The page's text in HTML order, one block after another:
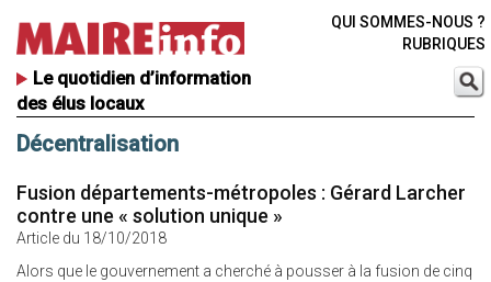
Le quotidien d’information
des élus locaux
QUI SOMMES-NOUS ?
RUBRIQUES
Décentralisation
Fusion départements-métropoles : Gérard Larcher
contre une « solution unique »
Article du 18/10/2018
Alors que le gouvernement a cherché à pousser à la fusion de cinq